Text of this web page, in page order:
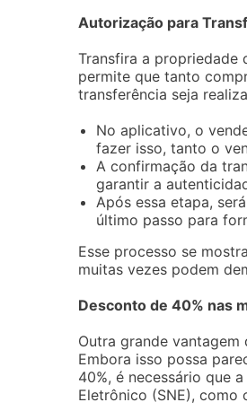
Autorização para
Transfira a propriedade
permite que tanto
transferência seja
No aplicativo, o
fazer isso, tanto o
A confirmação da
garantir a
Após essa etapa,
último passo para
Esse processo se
muitas vezes podem
Desconto de 40% nas
Outra grande
Embora isso possa
40%, é necessário que
Eletrônico (SNE), como